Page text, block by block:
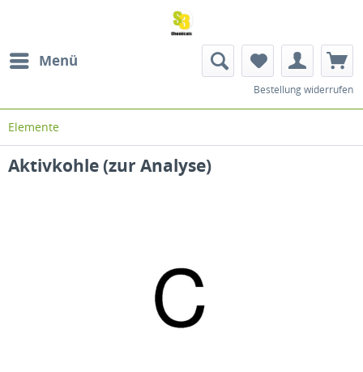
Menü
Bestellung widerrufen
Elemente
Aktivkohle (zur Analyse)